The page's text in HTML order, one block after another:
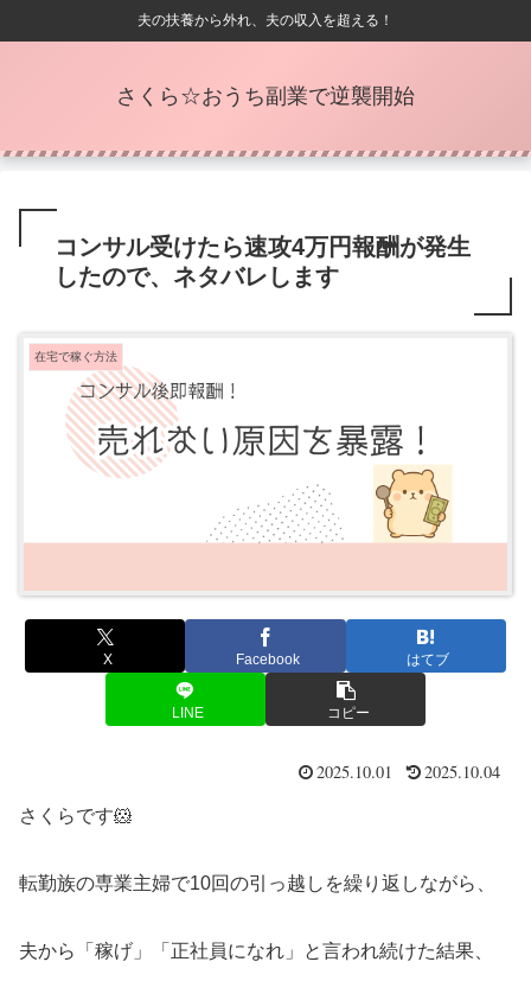
夫の扶養から外れ、夫の収入を超える！
さくら☆おうち副業で逆襲開始
コンサル受けたら速攻4万円報酬が発生
したので、ネタバレします
在宅で稼ぐ方法
X Facebook はてブ
LINE コピー
2025.10.01 2025.10.04
さくらです🐹
転勤族の専業主婦で10回の引っ越しを繰り返しながら、
夫から「稼げ」「正社員になれ」と言われ続けた結果、